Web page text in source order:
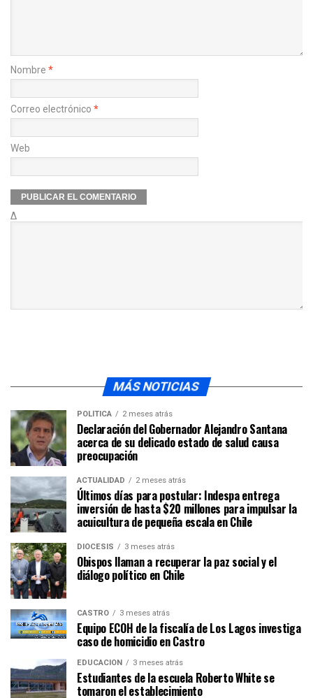
Nombre *
Correo electrónico *
Web
Δ
MÁS NOTICIAS
POLÍTICA 2 meses atrás
Declaración del Gobernador Alejandro Santana
acerca de su delicado estado de salud causa
preocupación
ACTUALIDAD 2 meses atrás
Últimos días para postular: Indespa entrega
inversión de hasta $20 millones para impulsar la
acuicultura de pequeña escala en Chile
DIÓCESIS 3 meses atrás
Obispos llaman a recuperar la paz social y el
diálogo político en Chile
CASTRO 3 meses atrás
Equipo ECOH de la fiscalía de Los Lagos investiga
caso de homicidio en Castro
EDUCACIÓN 3 meses atrás
Estudiantes de la escuela Roberto White se
tomaron el establecimiento